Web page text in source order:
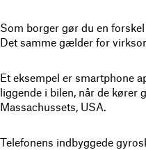
Som borger gør du en
Det samme gælder for
Et eksempel er smartphone
liggende i bilen, når de kører
Massachussets, USA.
Telefonens indbyggede